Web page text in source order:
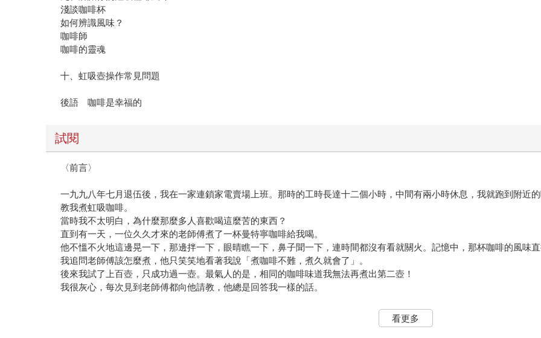
淺談咖啡杯
如何辨識風味？
咖啡師
咖啡的靈魂
十、虹吸壺操作常見問題
後語 咖啡是幸福的
試閱
〈前言〉
一九九八年七月退伍後，我在一家連鎖家電賣場上班。那時的工時長達十二個小時，中間有兩小時休息，我就跑到附近
教我煮虹吸咖啡。
當時我不太明白，為什麼那麼多人喜歡喝這麼苦的東西？
直到有一天，一位久久才來的老師傅煮了一杯曼特寧咖啡給我喝。
他不慍不火地這邊晃一下，那邊拌一下，眼晴瞧一下，鼻子聞一下，連時間都沒有看就關火。記憶中，那杯咖啡的風味
我追問老師傅該怎麼煮，他只笑笑地看著我說「煮咖啡不難，煮久就會了」。
後來我試了上百壺，只成功過一壺。最氣人的是，相同的咖啡味道我無法再煮出第二壺！
我很灰心，每次見到老師傅都向他請教，他總是回答我一樣的話。
看更多